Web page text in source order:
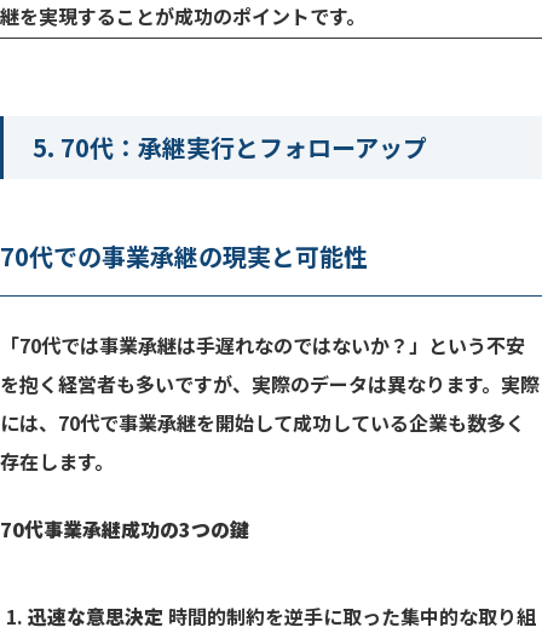
継を実現することが成功のポイントです。
5. 70代：承継実行とフォローアップ
70代での事業承継の現実と可能性
「70代では事業承継は手遅れなのではないか？」という不安
を抱く経営者も多いですが、実際のデータは異なります。実際
には、70代で事業承継を開始して成功している企業も数多く
存在します。
70代事業承継成功の3つの鍵
迅速な意思決定 時間的制約を逆手に取った集中的な取り組